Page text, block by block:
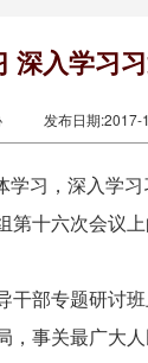
深入学习
发布日期:2017-
习，深入学
十六次会议
部专题研讨班
事关最广大